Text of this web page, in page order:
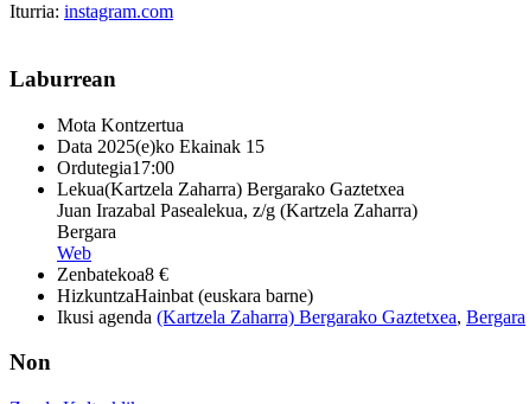
Iturria: instagram.com
Laburrean
Mota Kontzertua
Data 2025(e)ko Ekainak 15
Ordutegia17:00
Lekua(Kartzela Zaharra) Bergarako Gaztetxea
Juan Irazabal Pasealekua, z/g (Kartzela Zaharra)
Bergara
Web
Zenbatekoa8 €
HizkuntzaHainbat (euskara barne)
Ikusi agenda (Kartzela Zaharra) Bergarako Gaztetxea, Bergara
Non